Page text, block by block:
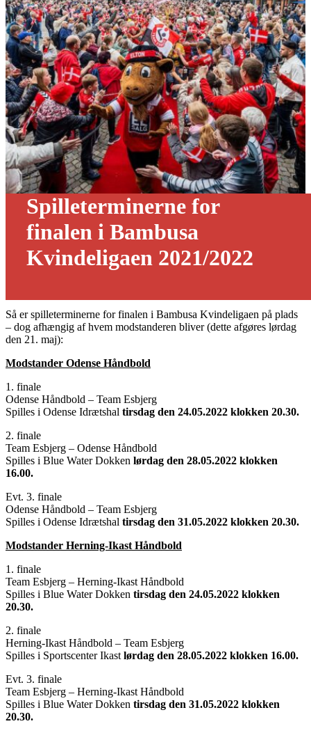
Spilleterminerne for
finalen i Bambusa
Kvindeligaen 2021/2022
Så er spilleterminerne for finalen i Bambusa Kvindeligaen på plads
– dog afhængig af hvem modstanderen bliver (dette afgøres lørdag
den 21. maj):
Modstander Odense Håndbold
1. finale
Odense Håndbold – Team Esbjerg
Spilles i Odense Idrætshal tirsdag den 24.05.2022 klokken 20.30.
2. finale
Team Esbjerg – Odense Håndbold
Spilles i Blue Water Dokken lørdag den 28.05.2022 klokken
16.00.
Evt. 3. finale
Odense Håndbold – Team Esbjerg
Spilles i Odense Idrætshal tirsdag den 31.05.2022 klokken 20.30.
Modstander Herning-Ikast Håndbold
1. finale
Team Esbjerg – Herning-Ikast Håndbold
Spilles i Blue Water Dokken tirsdag den 24.05.2022 klokken
20.30.
2. finale
Herning-Ikast Håndbold – Team Esbjerg
Spilles i Sportscenter Ikast lørdag den 28.05.2022 klokken 16.00.
Evt. 3. finale
Team Esbjerg – Herning-Ikast Håndbold
Spilles i Blue Water Dokken tirsdag den 31.05.2022 klokken
20.30.